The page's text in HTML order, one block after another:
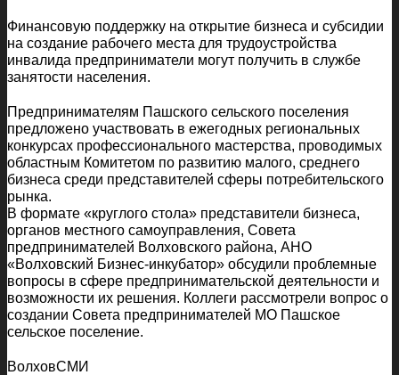
Финансовую поддержку на открытие бизнеса и субсидии
на создание рабочего места для трудоустройства
инвалида предприниматели могут получить в службе
занятости населения.
Предпринимателям Пашского сельского поселения
предложено участвовать в ежегодных региональных
конкурсах профессионального мастерства, проводимых
областным Комитетом по развитию малого, среднего
бизнеса среди представителей сферы потребительского
рынка.
В формате «круглого стола» представители бизнеса,
органов местного самоуправления, Совета
предпринимателей Волховского района, АНО
«Волховский Бизнес-инкубатор» обсудили проблемные
вопросы в сфере предпринимательской деятельности и
возможности их решения. Коллеги рассмотрели вопрос о
создании Совета предпринимателей МО Пашское
сельское поселение.
ВолховСМИ